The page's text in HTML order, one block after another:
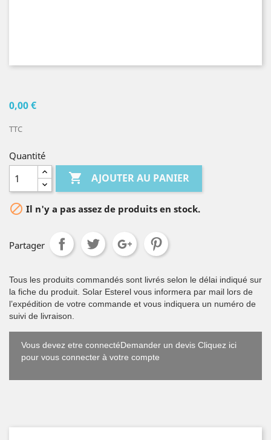
0,00 €
TTC
Quantité
 AJOUTER AU PANIER
 Il n'y a pas assez de produits en stock.
Partager
Tous les produits commandés sont livrés selon le délai indiqué sur
la fiche du produit. Solar Esterel vous informera par mail lors de
l’expédition de votre commande et vous indiquera un numéro de
suivi de livraison.
Vous devez etre connectéDemander un devis Cliquez ici
pour vous connecter à votre compte